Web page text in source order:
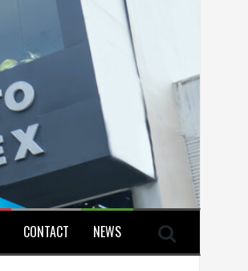
CONTACT NEWS